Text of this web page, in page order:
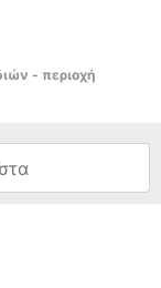
- περιοχή